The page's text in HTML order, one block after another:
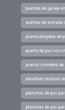
puertas de garaje
puertas de entrada
puerta plegable de
puerta de pvc con
puerta corredera de
plastiken titanium
planchas de pvc
planchas de pvc